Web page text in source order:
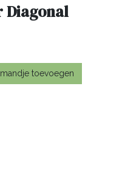
Diagonal
toevoegen